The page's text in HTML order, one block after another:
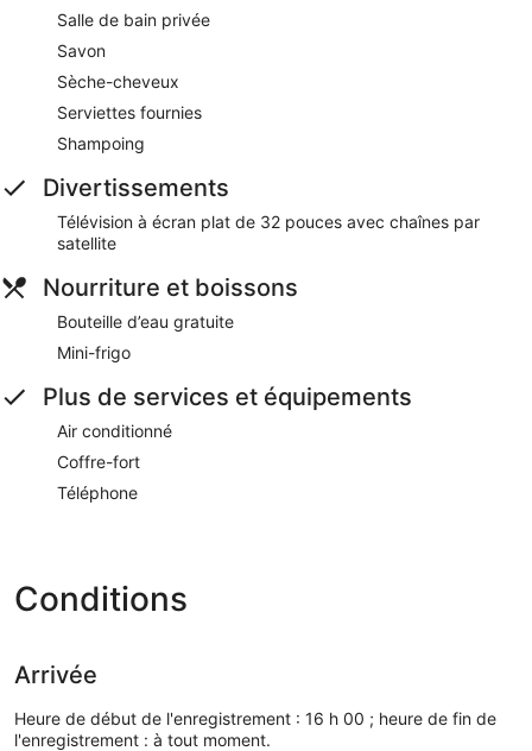
Salle de bain privée
Savon
Sèche-cheveux
Serviettes fournies
Shampoing
Divertissements
Télévision à écran plat de 32 pouces avec chaînes par
satellite
Nourriture et boissons
Bouteille d’eau gratuite
Mini-frigo
Plus de services et équipements
Air conditionné
Coffre-fort
Téléphone
Conditions
Arrivée
Heure de début de l'enregistrement : 16 h 00 ; heure de fin de
l'enregistrement : à tout moment.